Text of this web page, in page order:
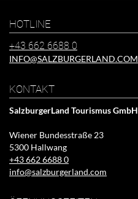
HOTLINE
+43 662 6688 0
INFO@SALZBURGERLAND.COM
KONTAKT
SalzburgerLand Tourismus GmbH
Wiener Bundesstraße 23
5300 Hallwang
+43 662 6688 0
info@salzburgerland.com